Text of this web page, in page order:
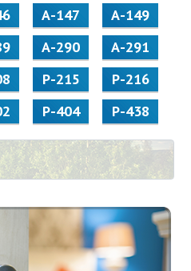
А-147
А-149
А-290
А-291
Р-215
Р-216
Р-404 Р-438